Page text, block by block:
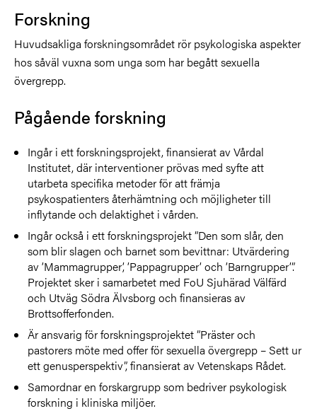
Forskning
Huvudsakliga forskningsområdet rör psykologiska aspekter
hos såväl vuxna som unga som har begått sexuella
övergrepp.
Pågående forskning
Ingår i ett forskningsprojekt, finansierat av Vårdal
Institutet, där interventioner prövas med syfte att
utarbeta specifika metoder för att främja
psykospatienters återhämtning och möjligheter till
inflytande och delaktighet i vården.
Ingår också i ett forskningsprojekt ”Den som slår, den
som blir slagen och barnet som bevittnar: Utvärdering
av ’Mammagrupper’, ’Pappagrupper’ och ’Barngrupper’”.
Projektet sker i samarbetet med FoU Sjuhärad Välfärd
och Utväg Södra Älvsborg och finansieras av
Brottsofferfonden.
Är ansvarig för forskningsprojektet ”Präster och
pastorers möte med offer för sexuella övergrepp – Sett ur
ett genusperspektiv”, finansierat av Vetenskaps Rådet.
Samordnar en forskargrupp som bedriver psykologisk
forskning i kliniska miljöer.